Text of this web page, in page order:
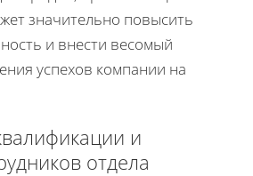
значительно повысить
и внести весомый
успехов компании на
и
отдела